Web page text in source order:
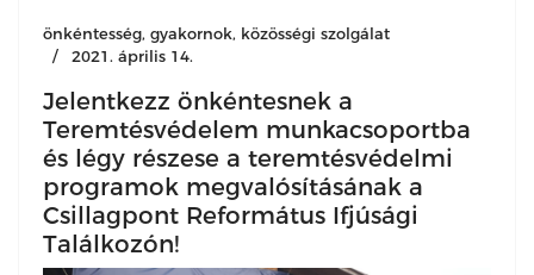
önkéntesség, gyakornok, közösségi szolgálat
2021. április 14.
Jelentkezz önkéntesnek a
Teremtésvédelem munkacsoportba
és légy részese a teremtésvédelmi
programok megvalósításának a
Csillagpont Református Ifjúsági
Találkozón!